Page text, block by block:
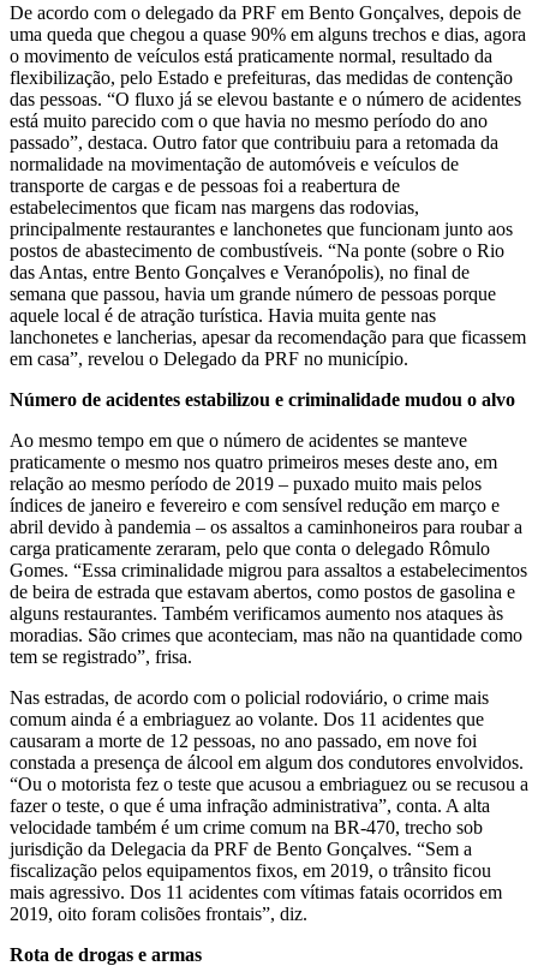
De acordo com o delegado da PRF em Bento Gonçalves, depois de
uma queda que chegou a quase 90% em alguns trechos e dias, agora
o movimento de veículos está praticamente normal, resultado da
flexibilização, pelo Estado e prefeituras, das medidas de contenção
das pessoas. “O fluxo já se elevou bastante e o número de acidentes
está muito parecido com o que havia no mesmo período do ano
passado”, destaca. Outro fator que contribuiu para a retomada da
normalidade na movimentação de automóveis e veículos de
transporte de cargas e de pessoas foi a reabertura de
estabelecimentos que ficam nas margens das rodovias,
principalmente restaurantes e lanchonetes que funcionam junto aos
postos de abastecimento de combustíveis. “Na ponte (sobre o Rio
das Antas, entre Bento Gonçalves e Veranópolis), no final de
semana que passou, havia um grande número de pessoas porque
aquele local é de atração turística. Havia muita gente nas
lanchonetes e lancherias, apesar da recomendação para que ficassem
em casa”, revelou o Delegado da PRF no município.
Número de acidentes estabilizou e criminalidade mudou o alvo
Ao mesmo tempo em que o número de acidentes se manteve
praticamente o mesmo nos quatro primeiros meses deste ano, em
relação ao mesmo período de 2019 – puxado muito mais pelos
índices de janeiro e fevereiro e com sensível redução em março e
abril devido à pandemia – os assaltos a caminhoneiros para roubar a
carga praticamente zeraram, pelo que conta o delegado Rômulo
Gomes. “Essa criminalidade migrou para assaltos a estabelecimentos
de beira de estrada que estavam abertos, como postos de gasolina e
alguns restaurantes. Também verificamos aumento nos ataques às
moradias. São crimes que aconteciam, mas não na quantidade como
tem se registrado”, frisa.
Nas estradas, de acordo com o policial rodoviário, o crime mais
comum ainda é a embriaguez ao volante. Dos 11 acidentes que
causaram a morte de 12 pessoas, no ano passado, em nove foi
constada a presença de álcool em algum dos condutores envolvidos.
“Ou o motorista fez o teste que acusou a embriaguez ou se recusou a
fazer o teste, o que é uma infração administrativa”, conta. A alta
velocidade também é um crime comum na BR-470, trecho sob
jurisdição da Delegacia da PRF de Bento Gonçalves. “Sem a
fiscalização pelos equipamentos fixos, em 2019, o trânsito ficou
mais agressivo. Dos 11 acidentes com vítimas fatais ocorridos em
2019, oito foram colisões frontais”, diz.
Rota de drogas e armas